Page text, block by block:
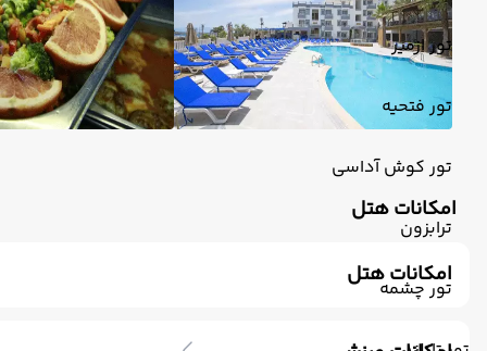
تور ازمیر
تور فتحیه
تور کوش آداسی
ترابزون
تور چشمه
امکانات هتل
امکانات هتل
صندوق امانات
کافی شاپ فضای باز